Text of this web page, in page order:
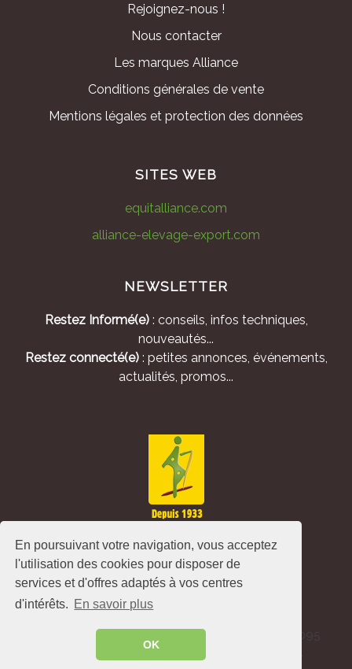
En poursuivant votre navigation, vous acceptez
l'utilisation des cookies pour disposer de
services et d'offres adaptés à vos centres
d'intérêts. En savoir plus
OK
Rejoignez-nous !
Nous contacter
Les marques Alliance
Conditions générales de vente
Mentions légales et protection des données
SITES WEB
equitalliance.com
alliance-elevage-export.com
NEWSLETTER
Restez Informé(e): conseils, infos techniques,
nouveautés...
Restez connecté(e): petites annonces, événements,
actualités, promos...
Alliance Pastorale - Avenue de l'Europe - CS 80095
-86502 Montmorillon Cedex - France ©